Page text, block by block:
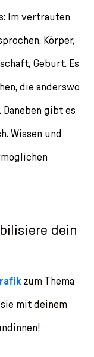
Im vertrauten
Körper,
Geburt. Es
die anderswo
gibt es
Wissen und
dein
zum Thema
mit deinem